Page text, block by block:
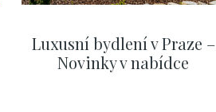
Luxusní bydlení v Praze –
Novinky v nabídce